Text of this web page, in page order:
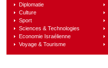
Diplomatie
Culture
Sport
Sciences & Technologies
Economie Israélienne
Voyage & Tourisme